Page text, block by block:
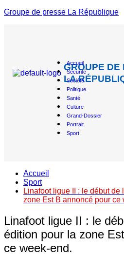
Groupe de presse La République
GROUPE DE
LA
Accueil
Sécurité
Société
Politique
Santé
Culture
Grand-Dossier
Portrait
Sport
Accueil
Sport
Linafoot ligue II : le début
zone Est B annoncé pour ce
Linafoot ligue II : le
édition pour la zone
ce week-end.